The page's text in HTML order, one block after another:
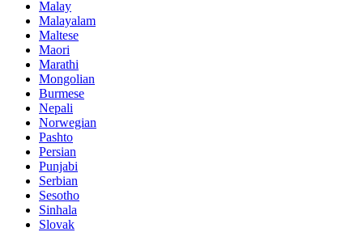
Malay
Malayalam
Maltese
Maori
Marathi
Mongolian
Burmese
Nepali
Norwegian
Pashto
Persian
Punjabi
Serbian
Sesotho
Sinhala
Slovak